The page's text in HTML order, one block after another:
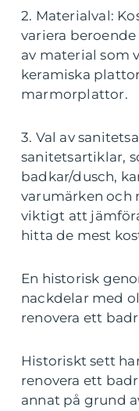
2. Materialval:
variera
av material som
keramiska
marmorplattor.
3. Val av
sanitetsartiklar,
badkar/dusch,
varumärken och
viktigt att
hitta de mest
En historisk
nackdelar med
renovera ett
Historiskt sett
renovera ett
annat på grund